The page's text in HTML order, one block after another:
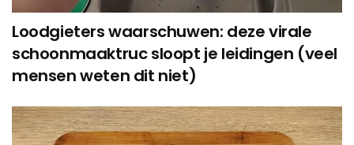
Loodgieters waarschuwen: deze virale
schoonmaaktruc sloopt je leidingen (veel
mensen weten dit niet)